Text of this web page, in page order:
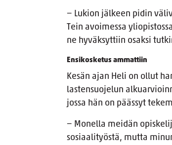
− Lukion jälkeen pidin
Tein avoimessa
ne hyväksyttiin osaksi
Ensikosketus ammattiin
Kesän ajan Heli on ollut
lastensuojelun
jossa hän on päässyt
− Monella meidän
sosiaalityöstä, mutta